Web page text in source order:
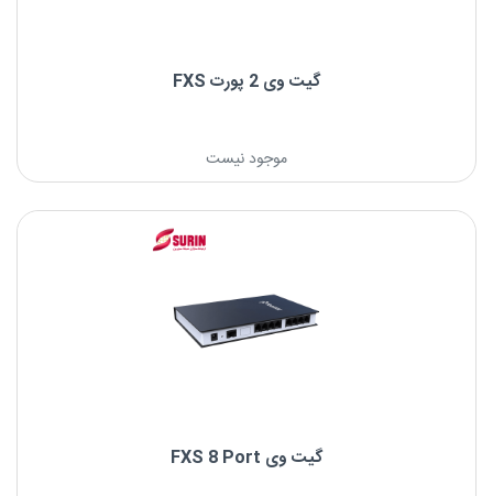
گیت وی 2 پورت FXS
موجود نیست
گیت وی FXS 8 Port